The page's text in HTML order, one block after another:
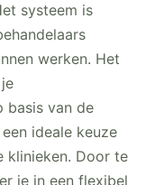
systeem is
werken. Het
basis van de
ideale keuze
klinieken. Door te
je in een flexibel